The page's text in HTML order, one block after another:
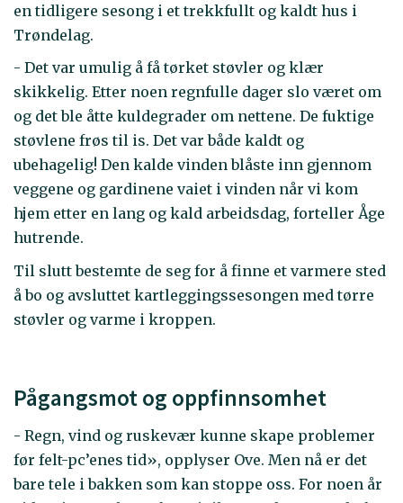
en tidligere sesong i et trekkfullt og kaldt hus i
Trøndelag.
- Det var umulig å få tørket støvler og klær
skikkelig. Etter noen regnfulle dager slo været om
og det ble åtte kuldegrader om nettene. De fuktige
støvlene frøs til is. Det var både kaldt og
ubehagelig! Den kalde vinden blåste inn gjennom
veggene og gardinene vaiet i vinden når vi kom
hjem etter en lang og kald arbeidsdag, forteller Åge
hutrende.
Til slutt bestemte de seg for å finne et varmere sted
å bo og avsluttet kartleggingssesongen med tørre
støvler og varme i kroppen.
Pågangsmot og oppfinnsomhet
- Regn, vind og ruskevær kunne skape problemer
før felt-pc’enes tid», opplyser Ove. Men nå er det
bare tele i bakken som kan stoppe oss. For noen år